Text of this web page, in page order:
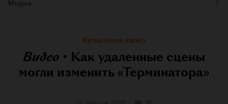
Культовое кино
Видео • Как удаленные сцены
могли изменить «Терминатора»